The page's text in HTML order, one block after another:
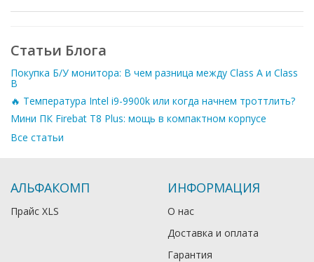
Статьи Блога
Покупка Б/У монитора: В чем разница между Class A и Class
B
🔥 Температура Intel i9-9900k или когда начнем троттлить?
Мини ПК Firebat T8 Plus: мощь в компактном корпусе
Все статьи
АЛЬФАКОМП
Прайс XLS
ИНФОРМАЦИЯ
О нас
Доставка и оплата
Гарантия